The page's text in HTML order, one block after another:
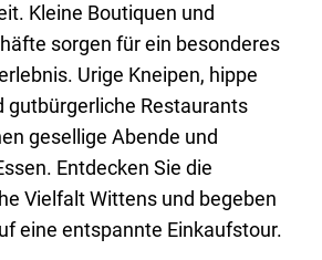
Kleine Boutiquen und
sorgen für ein besonderes
Urige Kneipen, hippe
gutbürgerliche Restaurants
gesellige Abende und
Entdecken Sie die
Vielfalt Wittens und begeben
eine entspannte Einkaufstour.